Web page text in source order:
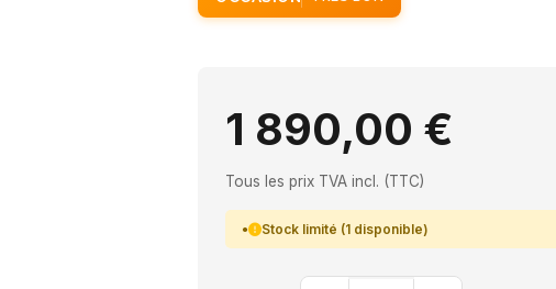
1 890,00 €
Tous les prix TVA incl. (TTC)
Stock limité (1 disponible)